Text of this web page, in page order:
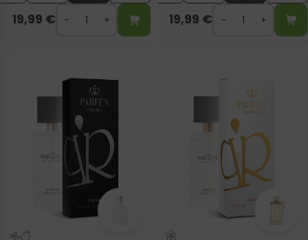
19,99 € 19,99 €